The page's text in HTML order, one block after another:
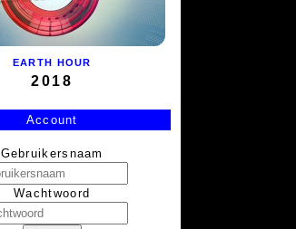
EARTH HOUR
2018
Account
Gebruikersnaam
Wachtwoord